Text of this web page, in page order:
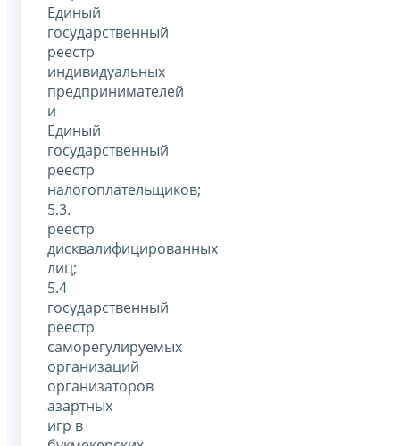
Единый
государственный
реестр
индивидуальных
предпринимателей
и
Единый
государственный
реестр
налогоплательщиков;
5.3.
реестр
дисквалифицированных
лиц;
5.4
государственный
реестр
саморегулируемых
организаций
организаторов
азартных
игр в